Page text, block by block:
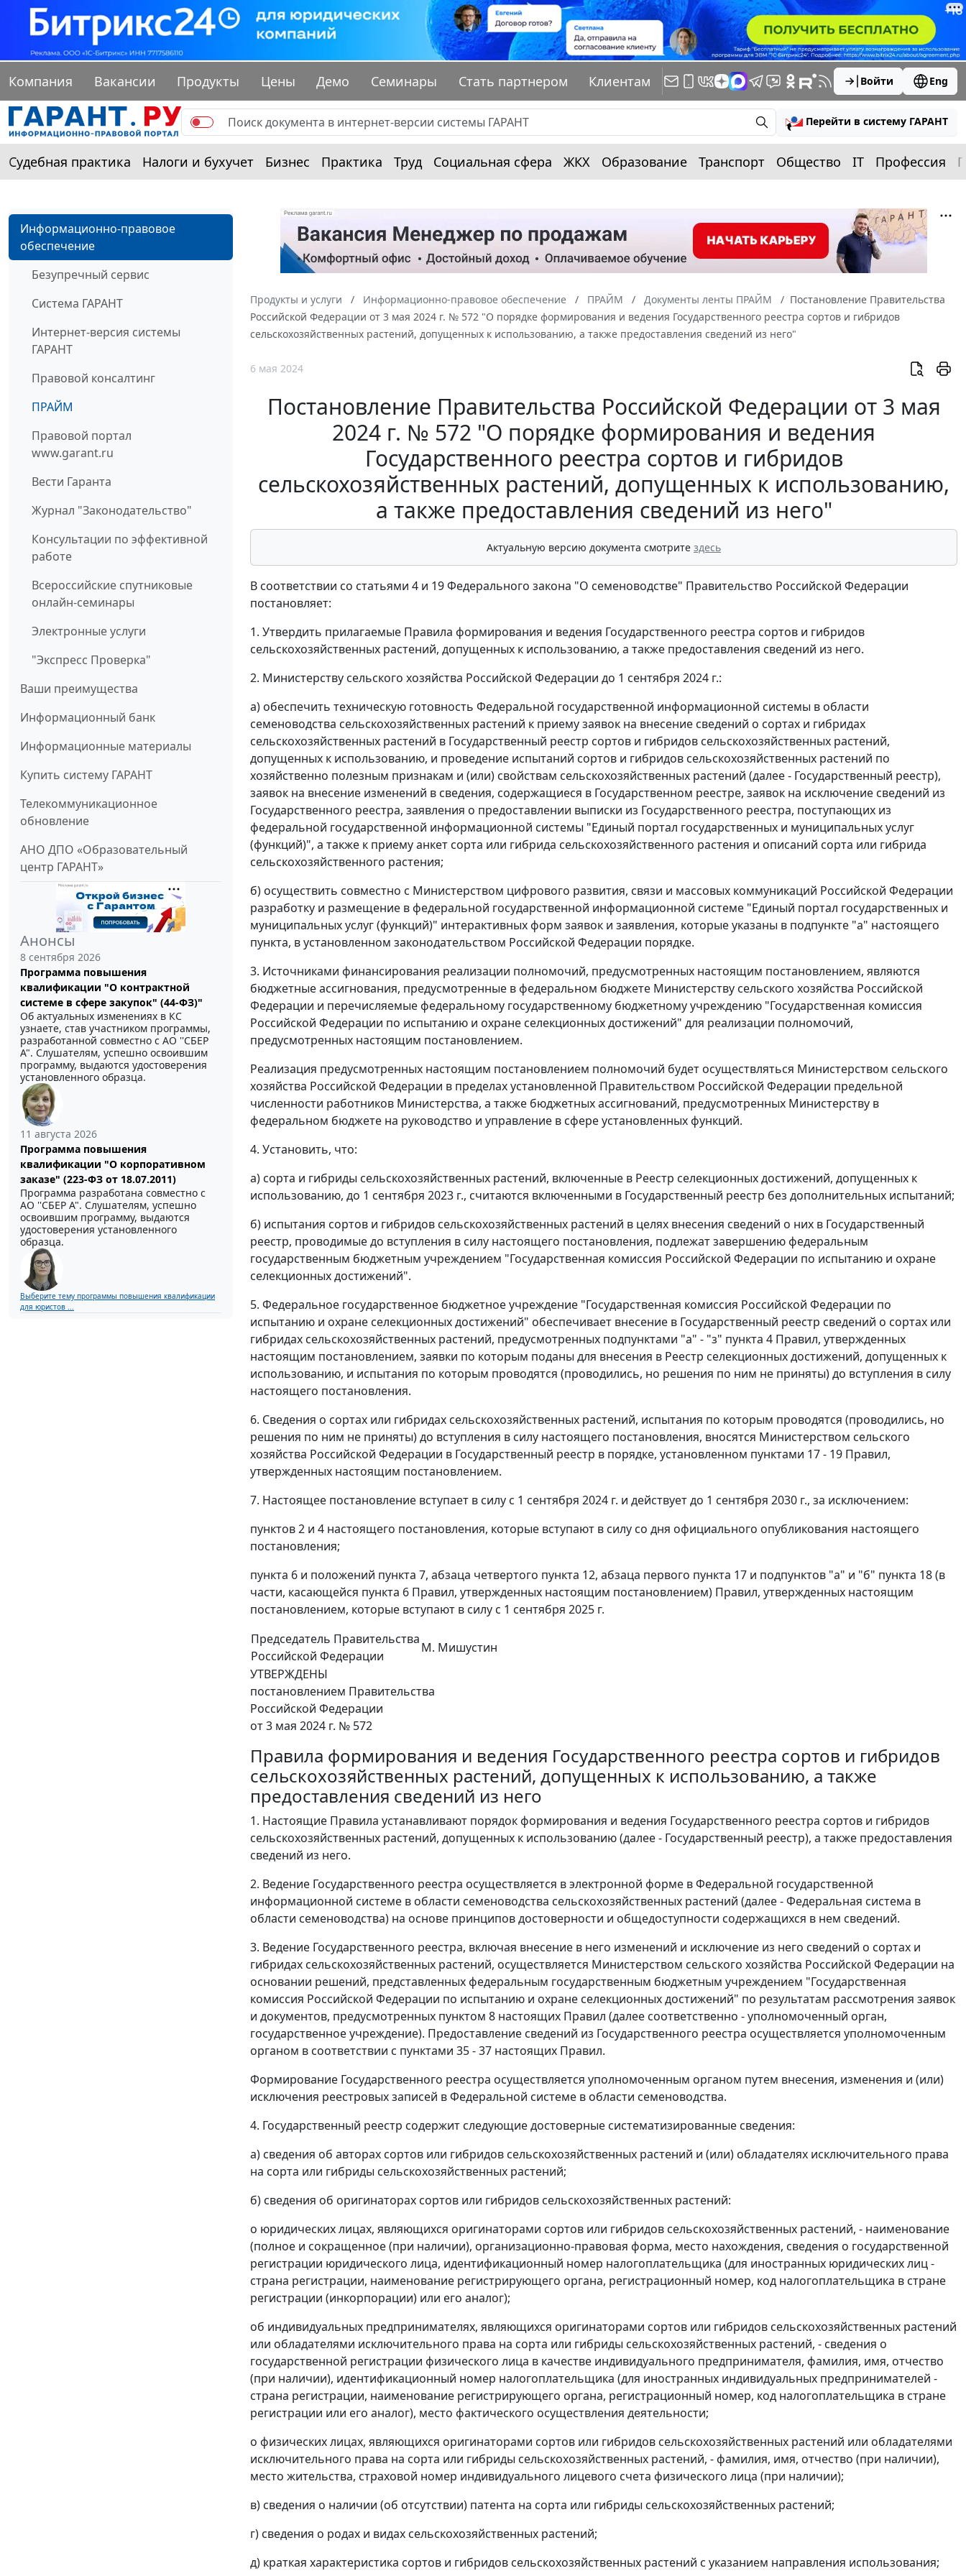
Компания Вакансии Продукты Цены Демо Семинары Стать партнером Клиентам Войти Eng
Перейти в систему ГАРАНТ
Судебная практика Налоги и бухучет Бизнес Практика Труд Социальная сфера ЖКХ Образование Транспорт Общество IT Профессия
Информационно-правовое
обеспечение
Безупречный сервис
Система ГАРАНТ
Интернет-версия системы
ГАРАНТ
Правовой консалтинг
ПРАЙМ
Правовой портал
www.garant.ru
Вести Гаранта
Журнал "Законодательство"
Консультации по эффективной
работе
Всероссийские спутниковые
онлайн-семинары
Электронные услуги
"Экспресс Проверка"
Ваши преимущества
Информационный банк
Информационные материалы
Купить систему ГАРАНТ
Телекоммуникационное
обновление
АНО ДПО «Образовательный
центр ГАРАНТ»
Анонсы
8 сентября 2026
Программа повышения
квалификации "О контрактной
системе в сфере закупок" (44-ФЗ)"
Об актуальных изменениях в КС
узнаете, став участником программы,
разработанной совместно с АО ''СБЕР
А". Слушателям, успешно освоившим
программу, выдаются удостоверения
установленного образца.
11 августа 2026
Программа повышения
квалификации "О корпоративном
заказе" (223-ФЗ от 18.07.2011)
Программа разработана совместно с
АО ''СБЕР А". Слушателям, успешно
освоившим программу, выдаются
удостоверения установленного
образца.
Выберите тему программы повышения квалификации
для юристов ...
Продукты и услуги Информационно-правовое обеспечение ПРАЙМ Документы ленты ПРАЙМ
Постановление Правительства
Российской Федерации от 3 мая 2024 г. № 572 "О порядке формирования и ведения Государственного реестра сортов и гибридов
сельскохозяйственных растений, допущенных к использованию, а также предоставления сведений из него"
6 мая 2024
Постановление Правительства Российской Федерации от 3 мая
2024 г. № 572 "О порядке формирования и ведения
Государственного реестра сортов и гибридов
сельскохозяйственных растений, допущенных к использованию,
а также предоставления сведений из него"
Актуальную версию документа смотрите здесь
В соответствии со статьями 4 и 19 Федерального закона "О семеноводстве" Правительство Российской Федерации
постановляет:
1. Утвердить прилагаемые Правила формирования и ведения Государственного реестра сортов и гибридов
сельскохозяйственных растений, допущенных к использованию, а также предоставления сведений из него.
2. Министерству сельского хозяйства Российской Федерации до 1 сентября 2024 г.:
а) обеспечить техническую готовность Федеральной государственной информационной системы в области
семеноводства сельскохозяйственных растений к приему заявок на внесение сведений о сортах и гибридах
сельскохозяйственных растений в Государственный реестр сортов и гибридов сельскохозяйственных растений,
допущенных к использованию, и проведение испытаний сортов и гибридов сельскохозяйственных растений по
хозяйственно полезным признакам и (или) свойствам сельскохозяйственных растений (далее - Государственный реестр),
заявок на внесение изменений в сведения, содержащиеся в Государственном реестре, заявок на исключение сведений из
Государственного реестра, заявления о предоставлении выписки из Государственного реестра, поступающих из
федеральной государственной информационной системы "Единый портал государственных и муниципальных услуг
(функций)", а также к приему анкет сорта или гибрида сельскохозяйственного растения и описаний сорта или гибрида
сельскохозяйственного растения;
б) осуществить совместно с Министерством цифрового развития, связи и массовых коммуникаций Российской Федерации
разработку и размещение в федеральной государственной информационной системе "Единый портал государственных и
муниципальных услуг (функций)" интерактивных форм заявок и заявления, которые указаны в подпункте "а" настоящего
пункта, в установленном законодательством Российской Федерации порядке.
3. Источниками финансирования реализации полномочий, предусмотренных настоящим постановлением, являются
бюджетные ассигнования, предусмотренные в федеральном бюджете Министерству сельского хозяйства Российской
Федерации и перечисляемые федеральному государственному бюджетному учреждению "Государственная комиссия
Российской Федерации по испытанию и охране селекционных достижений" для реализации полномочий,
предусмотренных настоящим постановлением.
Реализация предусмотренных настоящим постановлением полномочий будет осуществляться Министерством сельского
хозяйства Российской Федерации в пределах установленной Правительством Российской Федерации предельной
численности работников Министерства, а также бюджетных ассигнований, предусмотренных Министерству в
федеральном бюджете на руководство и управление в сфере установленных функций.
4. Установить, что:
а) сорта и гибриды сельскохозяйственных растений, включенные в Реестр селекционных достижений, допущенных к
использованию, до 1 сентября 2023 г., считаются включенными в Государственный реестр без дополнительных испытаний;
б) испытания сортов и гибридов сельскохозяйственных растений в целях внесения сведений о них в Государственный
реестр, проводимые до вступления в силу настоящего постановления, подлежат завершению федеральным
государственным бюджетным учреждением "Государственная комиссия Российской Федерации по испытанию и охране
селекционных достижений".
5. Федеральное государственное бюджетное учреждение "Государственная комиссия Российской Федерации по
испытанию и охране селекционных достижений" обеспечивает внесение в Государственный реестр сведений о сортах или
гибридах сельскохозяйственных растений, предусмотренных подпунктами "а" - "з" пункта 4 Правил, утвержденных
настоящим постановлением, заявки по которым поданы для внесения в Реестр селекционных достижений, допущенных к
использованию, и испытания по которым проводятся (проводились, но решения по ним не приняты) до вступления в силу
настоящего постановления.
6. Сведения о сортах или гибридах сельскохозяйственных растений, испытания по которым проводятся (проводились, но
решения по ним не приняты) до вступления в силу настоящего постановления, вносятся Министерством сельского
хозяйства Российской Федерации в Государственный реестр в порядке, установленном пунктами 17 - 19 Правил,
утвержденных настоящим постановлением.
7. Настоящее постановление вступает в силу с 1 сентября 2024 г. и действует до 1 сентября 2030 г., за исключением:
пунктов 2 и 4 настоящего постановления, которые вступают в силу со дня официального опубликования настоящего
постановления;
пункта 6 и положений пункта 7, абзаца четвертого пункта 12, абзаца первого пункта 17 и подпунктов "а" и "б" пункта 18 (в
части, касающейся пункта 6 Правил, утвержденных настоящим постановлением) Правил, утвержденных настоящим
постановлением, которые вступают в силу с 1 сентября 2025 г.
Председатель Правительства
Российской Федерации
М. Мишустин
УТВЕРЖДЕНЫ
постановлением Правительства
Российской Федерации
от 3 мая 2024 г. № 572
Правила формирования и ведения Государственного реестра сортов и гибридов
сельскохозяйственных растений, допущенных к использованию, а также
предоставления сведений из него
1. Настоящие Правила устанавливают порядок формирования и ведения Государственного реестра сортов и гибридов
сельскохозяйственных растений, допущенных к использованию (далее - Государственный реестр), а также предоставления
сведений из него.
2. Ведение Государственного реестра осуществляется в электронной форме в Федеральной государственной
информационной системе в области семеноводства сельскохозяйственных растений (далее - Федеральная система в
области семеноводства) на основе принципов достоверности и общедоступности содержащихся в нем сведений.
3. Ведение Государственного реестра, включая внесение в него изменений и исключение из него сведений о сортах и
гибридах сельскохозяйственных растений, осуществляется Министерством сельского хозяйства Российской Федерации на
основании решений, представленных федеральным государственным бюджетным учреждением "Государственная
комиссия Российской Федерации по испытанию и охране селекционных достижений" по результатам рассмотрения заявок
и документов, предусмотренных пунктом 8 настоящих Правил (далее соответственно - уполномоченный орган,
государственное учреждение). Предоставление сведений из Государственного реестра осуществляется уполномоченным
органом в соответствии с пунктами 35 - 37 настоящих Правил.
Формирование Государственного реестра осуществляется уполномоченным органом путем внесения, изменения и (или)
исключения реестровых записей в Федеральной системе в области семеноводства.
4. Государственный реестр содержит следующие достоверные систематизированные сведения:
а) сведения об авторах сортов или гибридов сельскохозяйственных растений и (или) обладателях исключительного права
на сорта или гибриды сельскохозяйственных растений;
б) сведения об оригинаторах сортов или гибридов сельскохозяйственных растений:
о юридических лицах, являющихся оригинаторами сортов или гибридов сельскохозяйственных растений, - наименование
(полное и сокращенное (при наличии), организационно-правовая форма, место нахождения, сведения о государственной
регистрации юридического лица, идентификационный номер налогоплательщика (для иностранных юридических лиц -
страна регистрации, наименование регистрирующего органа, регистрационный номер, код налогоплательщика в стране
регистрации (инкорпорации) или его аналог);
об индивидуальных предпринимателях, являющихся оригинаторами сортов или гибридов сельскохозяйственных растений
или обладателями исключительного права на сорта или гибриды сельскохозяйственных растений, - сведения о
государственной регистрации физического лица в качестве индивидуального предпринимателя, фамилия, имя, отчество
(при наличии), идентификационный номер налогоплательщика (для иностранных индивидуальных предпринимателей -
страна регистрации, наименование регистрирующего органа, регистрационный номер, код налогоплательщика в стране
регистрации или его аналог), место фактического осуществления деятельности;
о физических лицах, являющихся оригинаторами сортов или гибридов сельскохозяйственных растений или обладателями
исключительного права на сорта или гибриды сельскохозяйственных растений, - фамилия, имя, отчество (при наличии),
место жительства, страховой номер индивидуального лицевого счета физического лица (при наличии);
в) сведения о наличии (об отсутствии) патента на сорта или гибриды сельскохозяйственных растений;
г) сведения о родах и видах сельскохозяйственных растений;
д) краткая характеристика сортов и гибридов сельскохозяйственных растений с указанием направления использования;